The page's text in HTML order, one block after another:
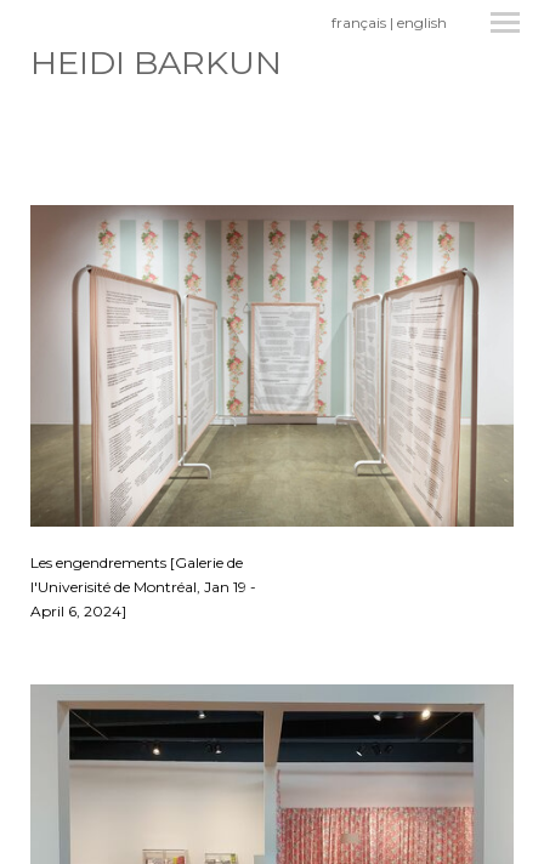
HEIDI BARKUN
français | english
Les engendrements [Galerie de
l'Univerisité de Montréal, Jan 19 -
April 6, 2024]